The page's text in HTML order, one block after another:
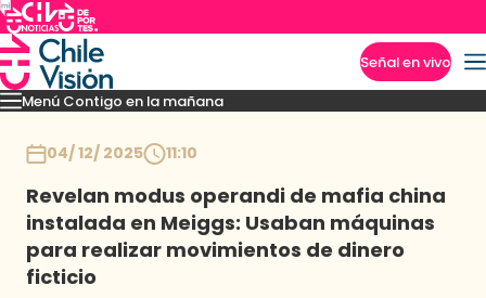
Señal en vivo
Menú Contigo en la mañana
MomentosReportajesDenunciasPolicialPolíticaEspectáculo
04/ 12/ 2025 11:10
Revelan modus operandi de mafia china
instalada en Meiggs: Usaban máquinas
para realizar movimientos de dinero
ficticio
Imperdibles